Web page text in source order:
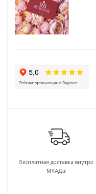
Бесплатная доставка внутри
МКАДа!